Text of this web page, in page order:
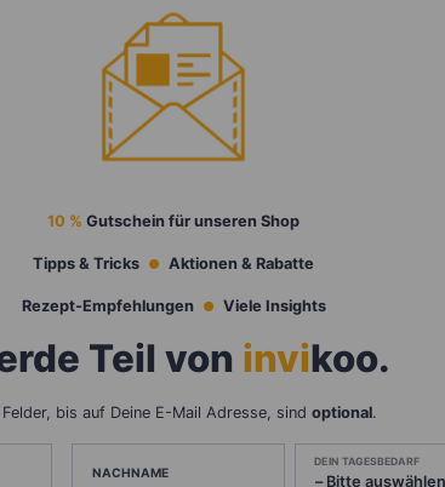
10 % Gutschein für unseren Shop
Tipps & Tricks Aktionen & Rabatte
Rezept-Empfehlungen Viele Insights
Teil von invikoo.
bis auf Deine E-Mail Adresse, sind optional.
NACHNAME
DEIN TAGESBEDARF